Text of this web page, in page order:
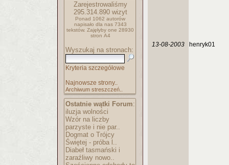
Zarejestrowaliśmy
295.314.890wizyt
Ponad 1062 autorów
napisało dla nas 7343
tekstów. Zajęłyby one 28930
stron A4
Wyszukaj na stronach:
Kryteria szczegółowe
Najnowsze strony..
Archiwum streszczeń..
Ostatnie wątki Forum:
iluzja wolności
Wzór na liczby
parzyste i nie par..
Dogmat o Trójcy
Świętej - próba l..
Diabeł tasmański i
zaraźliwy nowo..
13-08-2003 henryk01